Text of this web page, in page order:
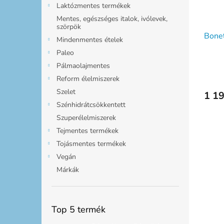
Laktózmentes termékek
Mentes, egészséges italok, ivólevek,
szörpök
Mindenmentes ételek
Paleo
Pálmaolajmentes
Reform élelmiszerek
Szelet
Szénhidrátcsökkentett
Szuperélelmiszerek
Tejmentes termékek
Tojásmentes termékek
Vegán
Márkák
Top 5 termék
1